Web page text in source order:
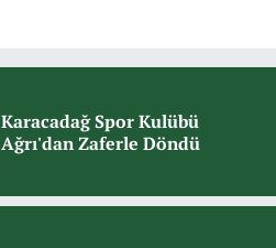
Karacadağ Spor Kulübü
Ağrı'dan Zaferle Döndü